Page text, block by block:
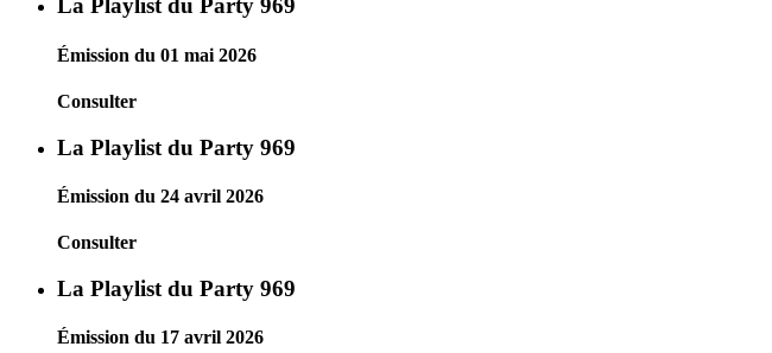
La Playlist du Party 969
Émission du 01 mai 2026
Consulter
La Playlist du Party 969
Émission du 24 avril 2026
Consulter
La Playlist du Party 969
Émission du 17 avril 2026